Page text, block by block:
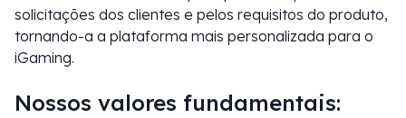
solicitações dos clientes e pelos requisitos do produto,
tornando-a a plataforma mais personalizada para o
iGaming.
Nossos valores fundamentais: